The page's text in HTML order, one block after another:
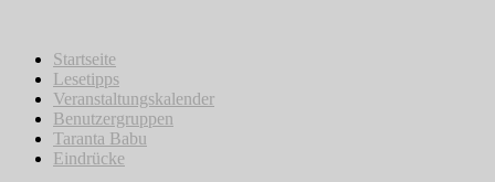
springenStartseite
Lesetipps
Veranstaltungskalender
Benutzergruppen
Taranta Babu
Eindrücke